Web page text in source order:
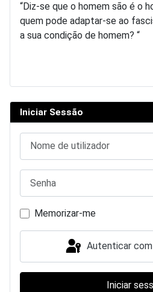
“Diz-se que o homem são é o
quem pode adaptar-se ao
a sua condição de homem? “
Iniciar Sessão
Memorizar-me
Autenticar
Iniciar